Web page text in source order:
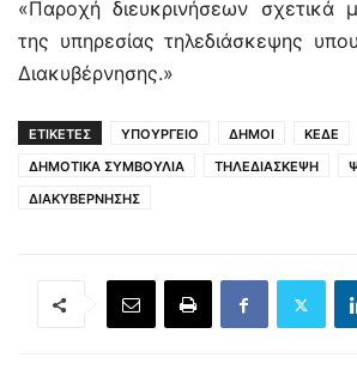
«Παροχή διευκρινήσεων σχετικά
της υπηρεσίας τηλεδιάσκεψης
Διακυβέρνησης.»
ΕΤΙΚΕΤΕΣ ΥΠΟΥΡΓΕΙΟ ΔΗΜΟΙ
ΚΕΔΕ
ΔΗΜΟΤΙΚΑ ΣΥΜΒΟΥΛΙΑ
ΤΗΛΕΔΙΑΣΚΕΨΗ
ΔΙΑΚΥΒΕΡΝΗΣΗΣ